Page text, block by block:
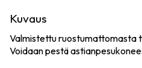
Kuvaus
Valmistettu ruostumattomasta
Voidaan pestä